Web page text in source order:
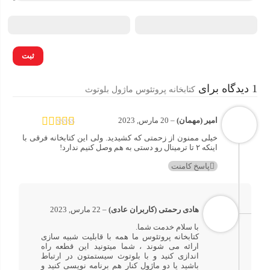
شبیه سازی پروژه های مانیتورینگ صنعتی :
شما میتوانید برای نظارت بر دما و رطوبت در گلخانه ها و باغ
های هوشمند،کنترل دستگاه ها در کارخانجات و… از ماژول
بلوتوث استفاده کنید! همچنین میتوانید پیش از شروع فرآیند
این با صرف کمترین زمان و هزینه یک نمای کلی از پروژه را به
کارفرما یا مشتری خود نشان بدهید!
شبیه سازی پروژه های هوشمند سازی ساختمان ها :
1 دیدگاه برای کتابخانه پروتئوس ماژول بلوتوث
امتیاز 5از 5
امیر (مهمان)– 20 مارس, 2023
خیلی ممنون از زحمتی که کشیدید. ولی این کتابخانه فرقی با
اینکه ۲ تا ترمینال رو دستی به هم وصل کنیم ندارد!
پاسخ کامنت
هادی رحمتی (کاربران عادی) – 22 مارس, 2023
با سلام خدمت شما.
کتابخانه پروتئوس ما همه با قابلیت شبیه سازی
ارائه می شوند ، شما میتونید این قطعه راه
اندازی کنید و با بلوتوث سیستمتون در ارتباط
باشید یا دو ماژول کنار هم برنامه نویسی کنید و